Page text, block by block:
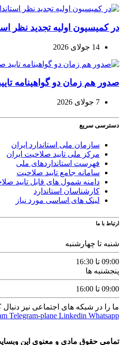
در کمیسیون اولیه تجدید نظر استاندارد 17020 ویرایش
14 جولای 2026
صدور هم زمان دو گواهینامه
7 جولای 2026
دسترسی سریع
سازمان ملی استاندارد ایران
مرکز ملی تایید صلاحیت ایران
فهرست استانداردهای ملی
سامانه جامع تایید صلاحیت
دامنه شمول های قابل تایید
کارشناسان استاندارد
لینک های اساسی مورد نیاز
ارتباط با ما
شنبه تا چهارشنبه
09:00 تا 16:30
پنجشنبه ها
09:00 تا 16:00
ما را در شبکه های اجتماعی نیز دنبال
Telegram-plane Linkedin Whatsapp
تمامی حقوق مادی و معنوی این وبسایت